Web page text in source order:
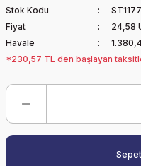
Stok Kodu
Fiyat
24,58
Havale
*230,57 TL den başlayan